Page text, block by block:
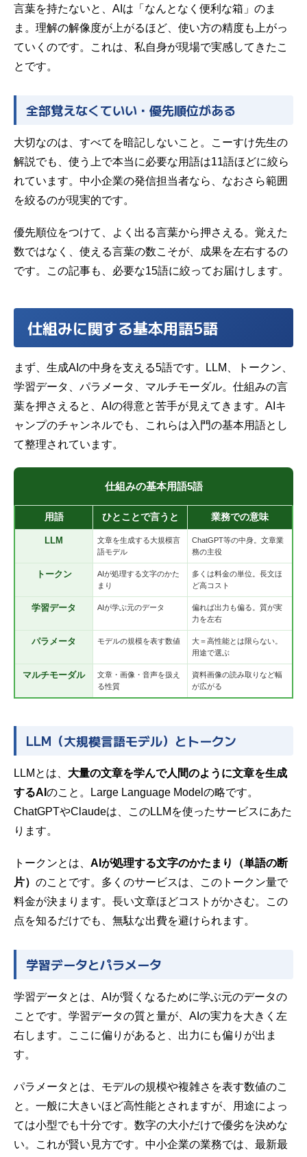
言葉を持たないと、AIは「なんとなく便利な箱」のま
ま。理解の解像度が上がるほど、使い方の精度も上がっ
ていくのです。これは、私自身が現場で実感してきたこ
とです。
全部覚えなくていい・優先順位がある
大切なのは、すべてを暗記しないこと。こーすけ先生の
解説でも、使う上で本当に必要な用語は11語ほどに絞ら
れています。中小企業の発信担当者なら、なおさら範囲
を絞るのが現実的です。
優先順位をつけて、よく出る言葉から押さえる。覚えた
数ではなく、使える言葉の数こそが、成果を左右するの
です。この記事も、必要な15語に絞ってお届けします。
仕組みに関する基本用語5語
まず、生成AIの中身を支える5語です。LLM、トークン、
学習データ、パラメータ、マルチモーダル。仕組みの言
葉を押さえると、AIの得意と苦手が見えてきます。AIキ
ャンプのチャンネルでも、これらは入門の基本用語とし
て整理されています。
仕組みの基本用語5語
用語 ひとことで言うと 業務での意味
LLM
文章を生成する大規模言
語モデル
ChatGPT等の中身。文章業
務の主役
トークン
AIが処理する文字のかた
まり
多くは料金の単位。長文ほ
ど高コスト
学習データ AIが学ぶ元のデータ
偏れば出力も偏る。質が実
力を左右
パラメータ モデルの規模を表す数値
大＝高性能とは限らない。
用途で選ぶ
マルチモーダル
文章・画像・音声を扱え
る性質
資料画像の読み取りなど幅
が広がる
LLM（大規模言語モデル）とトークン
LLMとは、 大量の文章を学んで人間のように文章を生成
するAI のこと。Large Language Modelの略です。
ChatGPTやClaudeは、このLLMを使ったサービスにあた
ります。
トークンとは、 AIが処理する文字のかたまり（単語の断
片） のことです。多くのサービスは、このトークン量で
料金が決まります。長い文章ほどコストがかさむ。この
点を知るだけでも、無駄な出費を避けられます。
学習データとパラメータ
学習データとは、AIが賢くなるために学ぶ元のデータの
ことです。学習データの質と量が、AIの実力を大きく左
右します。ここに偏りがあると、出力にも偏りが出ま
す。
パラメータとは、モデルの規模や複雑さを表す数値のこ
と。一般に大きいほど高性能とされますが、用途によっ
ては小型でも十分です。数字の大小だけで優劣を決めな
い。これが賢い見方です。中小企業の業務では、最新最